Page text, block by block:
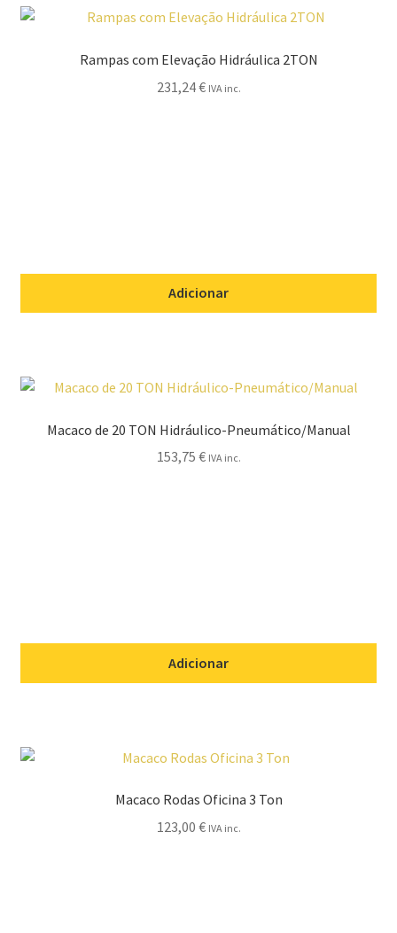
Rampas com Elevação Hidráulica 2TON
231,24€ IVA inc.
Adicionar
Macaco de 20 TON Hidráulico-Pneumático/Manual
153,75 € IVA inc.
Adicionar
Macaco Rodas Oficina 3 Ton
123,00 € IVA inc.